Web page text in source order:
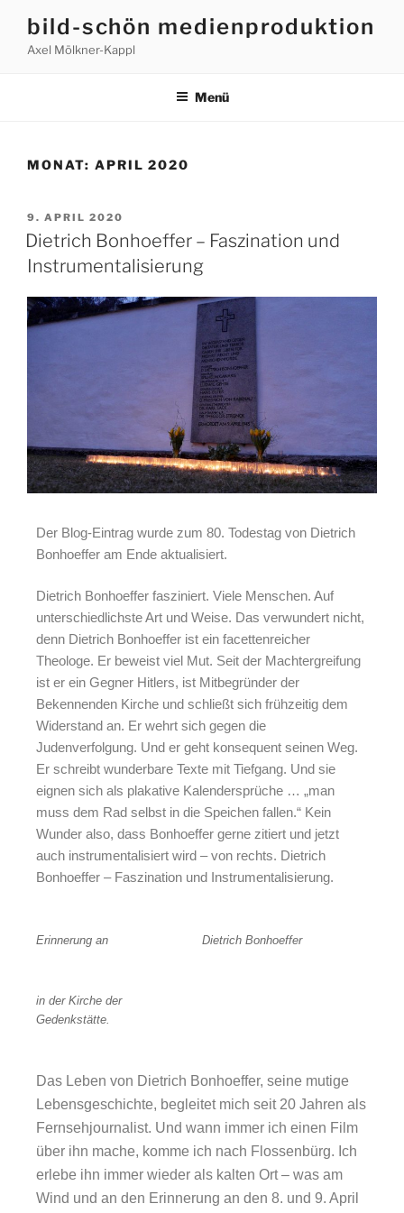
bild-schön medienproduktion
Axel Mölkner-Kappl
Menü
MONAT: APRIL 2020
9. APRIL 2020
Dietrich Bonhoeffer – Faszination und
Instrumentalisierung
Der Blog-Eintrag wurde zum 80. Todestag von Dietrich
Bonhoeffer am Ende aktualisiert.
Dietrich Bonhoeffer fasziniert. Viele Menschen. Auf
unterschiedlichste Art und Weise. Das verwundert nicht,
denn Dietrich Bonhoeffer ist ein facettenreicher
Theologe. Er beweist viel Mut. Seit der Machtergreifung
ist er ein Gegner Hitlers, ist Mitbegründer der
Bekennenden Kirche und schließt sich frühzeitig dem
Widerstand an. Er wehrt sich gegen die
Judenverfolgung. Und er geht konsequent seinen Weg.
Er schreibt wunderbare Texte mit Tiefgang. Und sie
eignen sich als plakative Kalendersprüche … „man
muss dem Rad selbst in die Speichen fallen.“ Kein
Wunder also, dass Bonhoeffer gerne zitiert und jetzt
auch instrumentalisiert wird – von rechts. Dietrich
Bonhoeffer – Faszination und Instrumentalisierung.
Erinnerung an Dietrich Bonhoeffer
in der Kirche der
Gedenkstätte.
Das Leben von Dietrich Bonhoeffer, seine mutige
Lebensgeschichte, begleitet mich seit 20 Jahren als
Fernsehjournalist. Und wann immer ich einen Film
über ihn mache, komme ich nach Flossenbürg. Ich
erlebe ihn immer wieder als kalten Ort – was am
Wind und an den Erinnerung an den 8. und 9. April